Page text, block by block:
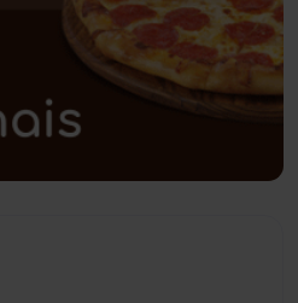
(58)
(27)